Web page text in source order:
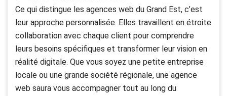
Ce qui distingue les agences web du Grand Est, c’est
leur approche personnalisée. Elles travaillent en étroite
collaboration avec chaque client pour comprendre
leurs besoins spécifiques et transformer leur vision en
réalité digitale. Que vous soyez une petite entreprise
locale ou une grande société régionale, une agence
web saura vous accompagner tout au long du